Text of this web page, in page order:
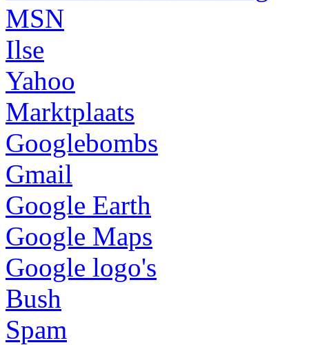
MSN
Ilse
Yahoo
Marktplaats
Googlebombs
Gmail
Google Earth
Google Maps
Google logo's
Bush
Spam